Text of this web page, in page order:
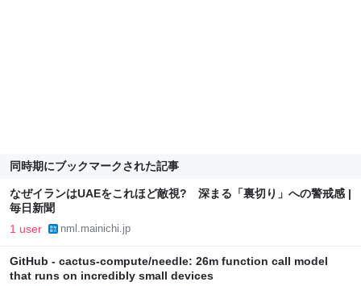
同時期にブックマークされた記事
なぜイランはUAEをこれほど敵視? 深まる「裏切り」への警戒感 |
毎日新聞
1 user nml.mainichi.jp
GitHub - cactus-compute/needle: 26m function call model
that runs on incredibly small devices